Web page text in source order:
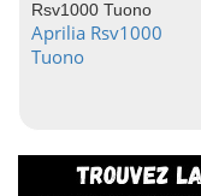
Aprilia Rsv1000
Tuono